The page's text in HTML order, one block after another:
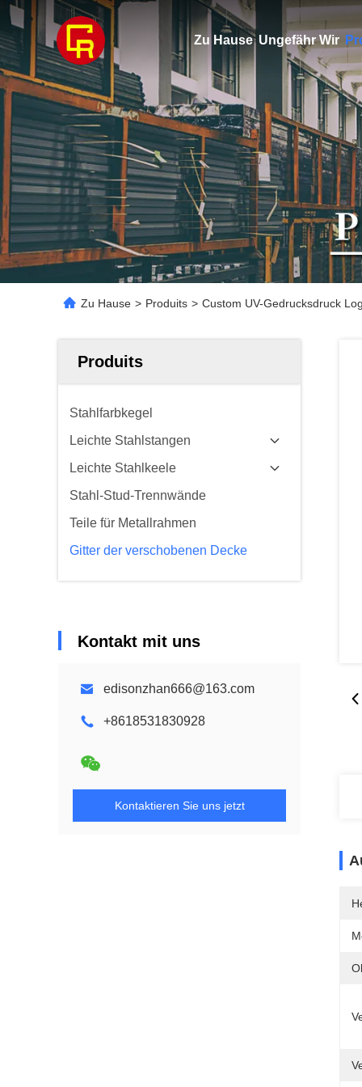
Zu Hause Ungefähr Wir
Zu Hause > Produits > Custom UV-Gedrucksdruck
Produits
Stahlfarbkegel
Leichte Stahlstangen
Leichte Stahlkeele
Stahl-Stud-Trennwände
Teile für Metallrahmen
Gitter der verschobenen Decke
Kontakt mit uns
edisonzhan666@163.com
+8618531830928
Kontaktieren Sie uns jetzt